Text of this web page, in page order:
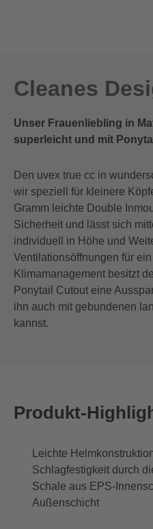
Cleanes
Unser Frauenliebling in
superleicht und mit
Den uvex true cc in
wir speziell für kleinere
Gramm leichte Double
Sicherheit und lässt sich
individuell in Höhe und
Ventilationsöffnungen für
Klimamanagement besitzt
Ponytail Cutout eine
ihn auch mit gebundenen
kannst.
Produkt-
Leichte
Schlagfestigkeit durch
Schale aus EPS-
Außenschicht